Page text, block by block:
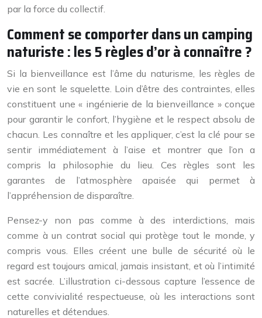
par la force du collectif.
Comment se comporter dans un camping
naturiste : les 5 règles d’or à connaître ?
Si la bienveillance est l’âme du naturisme, les règles de
vie en sont le squelette. Loin d’être des contraintes, elles
constituent une « ingénierie de la bienveillance » conçue
pour garantir le confort, l’hygiène et le respect absolu de
chacun. Les connaître et les appliquer, c’est la clé pour se
sentir immédiatement à l’aise et montrer que l’on a
compris la philosophie du lieu. Ces règles sont les
garantes de l’atmosphère apaisée qui permet à
l’appréhension de disparaître.
Pensez-y non pas comme à des interdictions, mais
comme à un contrat social qui protège tout le monde, y
compris vous. Elles créent une bulle de sécurité où le
regard est toujours amical, jamais insistant, et où l’intimité
est sacrée. L’illustration ci-dessous capture l’essence de
cette convivialité respectueuse, où les interactions sont
naturelles et détendues.